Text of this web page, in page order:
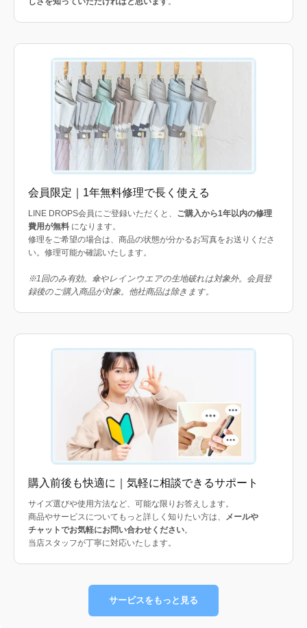
会員限定｜1年無料修理で長く使える
LINE DROPS会員にご登録いただくと、 ご購入から1年以内の修理
費用が無料 になります。
修理をご希望の場合は、商品の状態が分かるお写真をお送りくださ
い。修理可能か確認いたします。
※1回のみ有効。傘やレインウエアの生地破れは対象外。会員登
録後のご購入商品が対象。他社商品は除きます。
購入前後も快適に｜気軽に相談できるサポート
サイズ選びや使用方法など、可能な限りお答えします。
商品やサービスについてもっと詳しく知りたい方は、
メールや
チャットでお気軽にお問い合わせください。
当店スタッフが丁寧に対応いたします。
サービスをもっと見る